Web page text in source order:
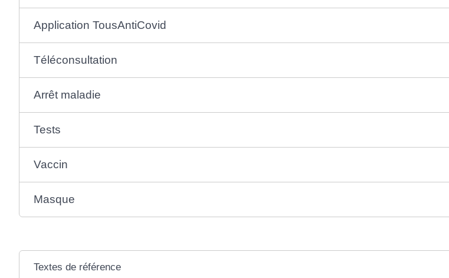
Application TousAntiCovid
Téléconsultation
Arrêt maladie
Tests
Vaccin
Masque
Textes de référence